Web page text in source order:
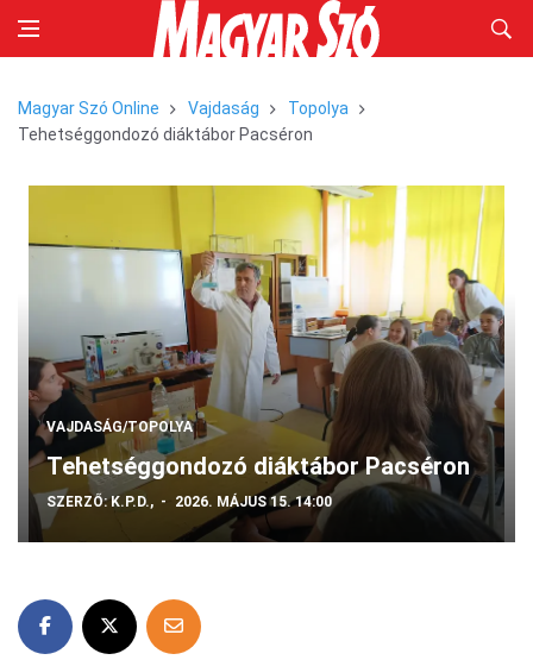
Magyar Szó Online Vajdaság
Topolya
Tehetséggondozó diáktábor Pacséron
VAJDASÁG/TOPOLYA
Tehetséggondozó diáktábor Pacséron
SZERZŐ:K.P.D., 2026. MÁJUS 15. 14:00